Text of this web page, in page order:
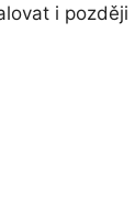
i později